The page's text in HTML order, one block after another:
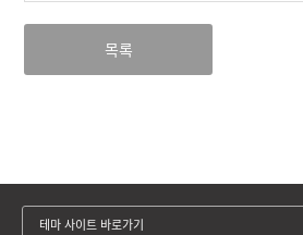
목록
테마 사이트 바로가기